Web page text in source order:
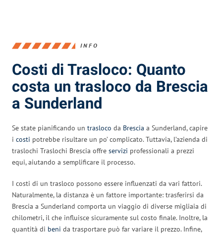
INFO
Costi di Trasloco: Quanto
costa un trasloco da Brescia
a Sunderland
Se state pianificando un trasloco da Brescia a Sunderland, capire
i costi potrebbe risultare un po’ complicato. Tuttavia, l’azienda di
traslochi Traslochi Brescia offre servizi professionali a prezzi
equi, aiutando a semplificare il processo.
I costi di un trasloco possono essere influenzati da vari fattori.
Naturalmente, la distanza è un fattore importante: trasferirsi da
Brescia a Sunderland comporta un viaggio di diverse migliaia di
chilometri, il che influisce sicuramente sul costo finale. Inoltre, la
quantità di beni da trasportare può far variare il prezzo. Infine,